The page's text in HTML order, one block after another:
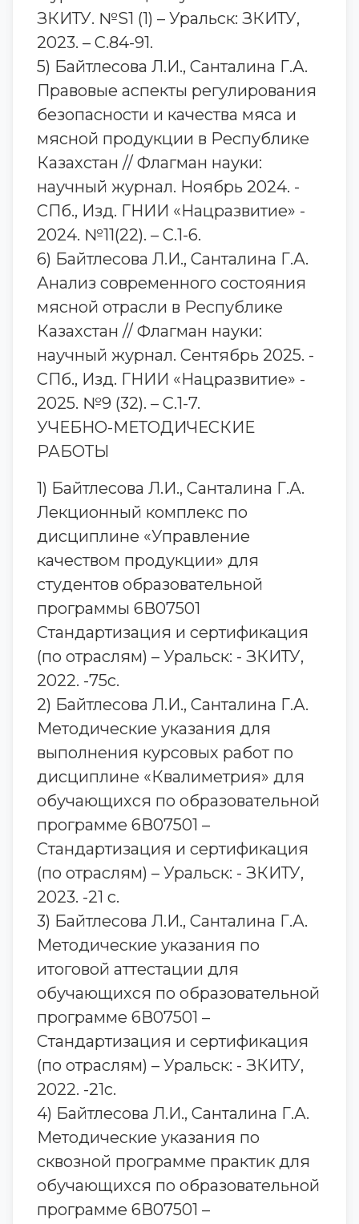
ЗКИТУ. №S1 (1) – Уральск: ЗКИТУ,
2023. – С.84-91.
5) Байтлесова Л.И., Санталина Г.А.
Правовые аспекты регулирования
безопасности и качества мяса и
мясной продукции в Республике
Казахстан // Флагман науки:
научный журнал. Ноябрь 2024. -
СПб., Изд. ГНИИ «Нацразвитие» -
2024. №11(22). – С.1-6.
6) Байтлесова Л.И., Санталина Г.А.
Анализ современного состояния
мясной отрасли в Республике
Казахстан // Флагман науки:
научный журнал. Сентябрь 2025. -
СПб., Изд. ГНИИ «Нацразвитие» -
2025. №9 (32). – С.1-7.
УЧЕБНО-МЕТОДИЧЕСКИЕ
РАБОТЫ
1) Байтлесова Л.И., Санталина Г.А.
Лекционный комплекс по
дисциплине «Управление
качеством продукции» для
студентов образовательной
программы 6В07501
Стандартизация и сертификация
(по отраслям) – Уральск: - ЗКИТУ,
2022. -75с.
2) Байтлесова Л.И., Санталина Г.А.
Методические указания для
выполнения курсовых работ по
дисциплине «Квалиметрия» для
обучающихся по образовательной
программе 6В07501 –
Стандартизация и сертификация
(по отраслям) – Уральск: - ЗКИТУ,
2023. -21 с.
3) Байтлесова Л.И., Санталина Г.А.
Методические указания по
итоговой аттестации для
обучающихся по образовательной
программе 6В07501 –
Стандартизация и сертификация
(по отраслям) – Уральск: - ЗКИТУ,
2022. -21с.
4) Байтлесова Л.И., Санталина Г.А.
Методические указания по
сквозной программе практик для
обучающихся по образовательной
программе 6В07501 –